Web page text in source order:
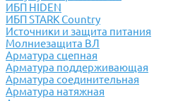
ИБП HIDEN
ИБП STARK Country
Источники и защита питания
Молниезащита ВЛ
Арматура сцепная
Арматура поддерживающая
Арматура соединительная
Арматура натяжная